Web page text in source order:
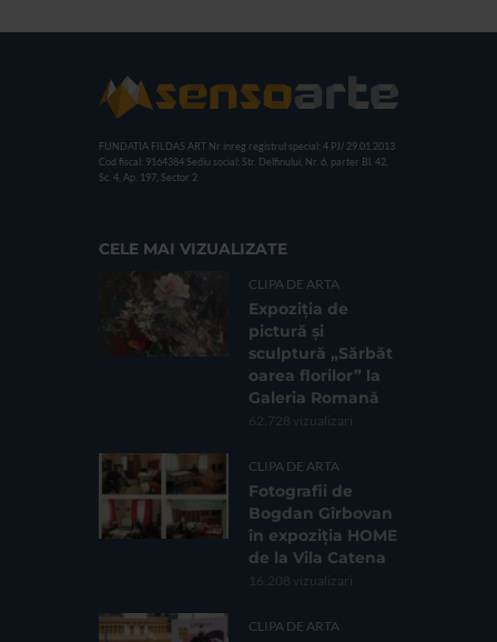
FUNDATIA FILDAS ART Nr inreg registrul special: 4 PJ/ 29.01.2013
Cod fiscal: 9164384 Sediu social: Str. Delfinului, Nr. 6, parter Bl. 42,
Sc. 4, Ap. 197, Sector 2
CELE MAI VIZUALIZATE
CLIPA DE ARTA
Expoziția de
pictură și
sculptură „Sărbăt
oarea florilor” la
Galeria Romană
62.728 vizualizari
CLIPA DE ARTA
Fotografii de
Bogdan Gîrbovan
în expoziția HOME
de la Vila Catena
16.208 vizualizari
CLIPA DE ARTA